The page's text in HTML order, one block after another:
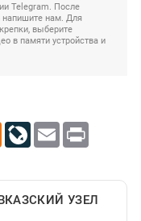
Telegram. После
напишите нам. Для
выберите
в памяти устройства и
Odnoklassniki
LiveJournal
Email Print
УЗЕЛ